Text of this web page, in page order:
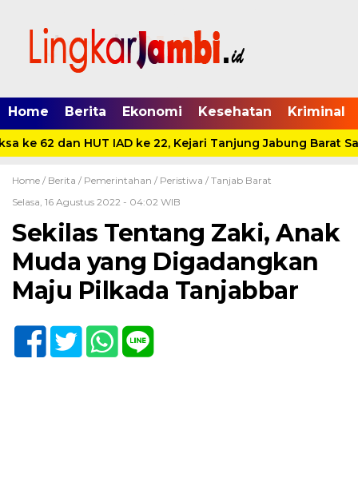
Home Berita Ekonomi Kesehatan Kriminal
ke 62 dan HUT IAD ke 22, Kejari Tanjung Jabung Barat
Home / Berita / Pemerintahan / Peristiwa / Tanjab Barat
Selasa, 16 Agustus 2022 - 04:02 WIB
Sekilas Tentang Zaki, Anak
Muda yang Digadangkan
Maju Pilkada Tanjabbar